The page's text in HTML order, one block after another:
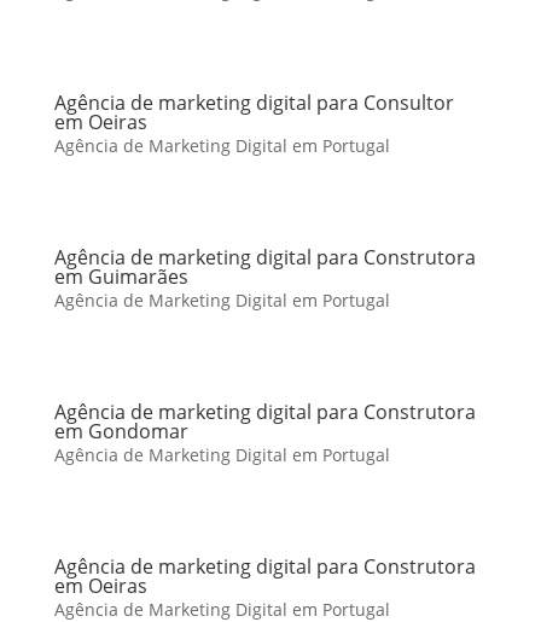
Agência de marketing digital para Consultor
em Oeiras
Agência de Marketing Digital em Portugal
Agência de marketing digital para Construtora
em Guimarães
Agência de Marketing Digital em Portugal
Agência de marketing digital para Construtora
em Gondomar
Agência de Marketing Digital em Portugal
Agência de marketing digital para Construtora
em Oeiras
Agência de Marketing Digital em Portugal